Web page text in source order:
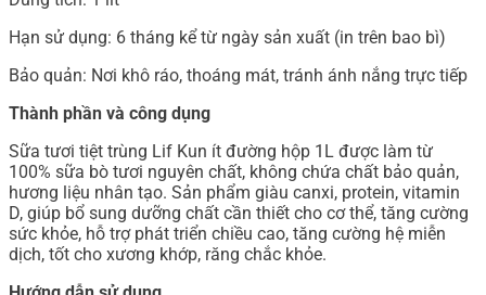
Hạn sử dụng: 6 tháng kể từ ngày sản xuất (in trên bao bì)
Bảo quản: Nơi khô ráo, thoáng mát, tránh ánh nắng trực tiếp
Thành phần và công dụng
Sữa tươi tiệt trùng Lif Kun ít đường hộp 1L được làm từ
100% sữa bò tươi nguyên chất, không chứa chất bảo quản,
hương liệu nhân tạo. Sản phẩm giàu canxi, protein, vitamin
D, giúp bổ sung dưỡng chất cần thiết cho cơ thể, tăng cường
sức khỏe, hỗ trợ phát triển chiều cao, tăng cường hệ miễn
dịch, tốt cho xương khớp, răng chắc khỏe.